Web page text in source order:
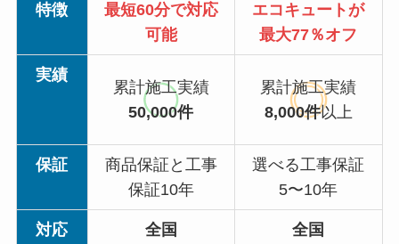
特徴
最短60分で対応
可能
エコキュートが
最大77％オフ
実績
累計施工実績
50,000件
累計施工実績
8,000件以上
保証
商品保証と工事
保証10年
選べる工事保証
5〜10年
対応
全国 全国